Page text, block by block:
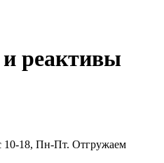
реактивы
10-18, Пн-Пт. Отгружаем